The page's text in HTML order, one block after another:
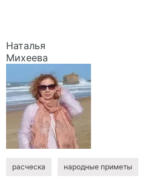
Наталья
Михеева
расческа народные приметы